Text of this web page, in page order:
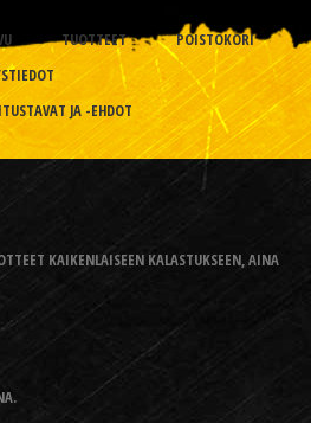
TUOTTEET
POISTOKORI
JA -EHDOT
KAIKENLAISEEN KALASTUKSEEN, AINA